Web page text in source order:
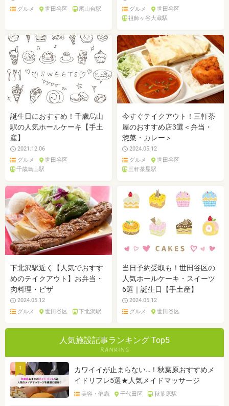
グルメ
世田谷区 尾山台駅
グルメ
世田谷区
祖師ヶ谷大蔵駅
誕生日におすすめ！千歳烏山
駅の人気ホールケーキ【手土
産】
2021.12.06
グルメ
世田谷区
千歳烏山駅
今すぐテイクアウト！三軒茶
屋のおすすめ店3選＜弁当・
惣菜・カレー＞
2024.05.12
グルメ
世田谷区
三軒茶屋駅
下北沢駅近く【人気でおすす
めのテイクアウト】お弁当・
肉料理・ピザ
2024.05.12
グルメ
世田谷区 下北沢駅
当日予約受取も！世田谷区の
人気ホールケーキ・スイーツ
6選｜誕生日【手土産】
2024.05.12
グルメ
世田谷区
人気施設記事ランキング Top5
1
カワイイが止まらない…！秋葉原おすすめメ
イドリフレ5選★人気メイドマッサージ
美容・健康 千代田区 秋葉原駅